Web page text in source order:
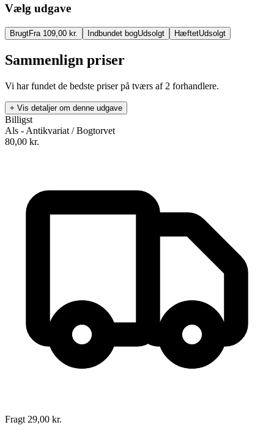
Vælg udgave
BrugtFra 109,00 kr. Indbundet bogUdsolgt HæftetUdsolgt
Sammenlign priser
Vi har fundet de bedste priser på tværs af 2 forhandlere.
+ Vis detaljer om denne udgave
Mea culpa
9788700331082
Forlag:
Gyldendal
17. september 1998
Billigst
Als - Antikvariat / Bogtorvet
80,00 kr.
Fragt 29,00 kr.